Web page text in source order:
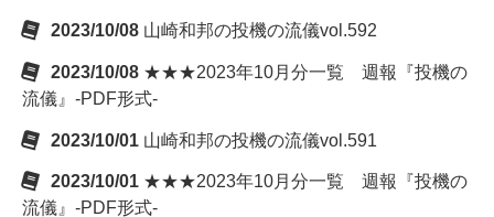
2023/10/08 山崎和邦の投機の流儀vol.592
2023/10/08 ★★★2023年10月分一覧 週報『投機の
流儀』-PDF形式-
2023/10/01 山崎和邦の投機の流儀vol.591
2023/10/01 ★★★2023年10月分一覧 週報『投機の
流儀』-PDF形式-